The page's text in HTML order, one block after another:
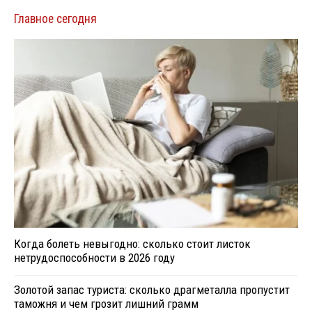
Главное сегодня
Когда болеть невыгодно: сколько стоит листок
нетрудоспособности в 2026 году
Золотой запас туриста: сколько драгметалла пропустит
таможня и чем грозит лишний грамм